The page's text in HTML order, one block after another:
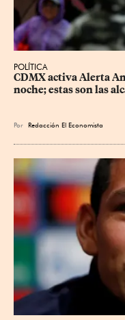
POLÍTICA
CDMX activa Alerta
noche; estas son las
Por Redacción El Economista